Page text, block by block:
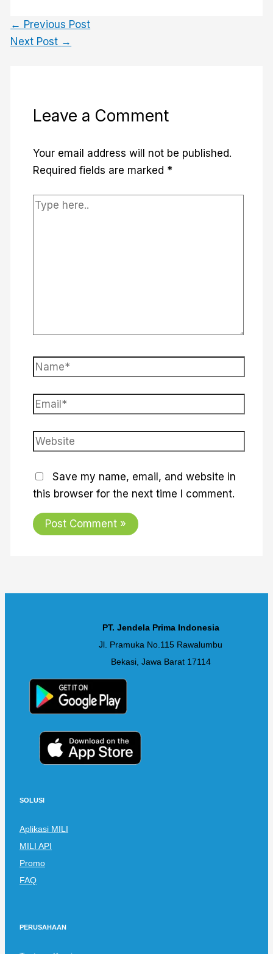
← Previous Post
Next Post →
Leave a Comment
Your email address will not be published.
Required fields are marked *
Save my name, email, and website in
this browser for the next time I comment.
PT. Jendela Prima Indonesia
Jl. Pramuka No.115 Rawalumbu
Bekasi, Jawa Barat 17114
SOLUSI
Aplikasi MILI
MILI API
Promo
FAQ
PERUSAHAAN